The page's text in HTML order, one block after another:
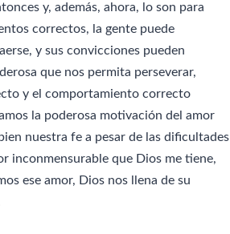
y, además, ahora, lo son para
correctos, la gente puede
y sus convicciones pueden
que nos permita perseverar,
y el comportamiento correcto
la poderosa motivación del amor
nuestra fe a pesar de las dificultades
inconmensurable que Dios me tiene,
ese amor, Dios nos llena de su